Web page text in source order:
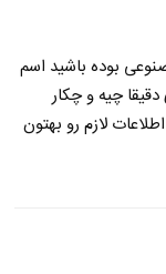
بوده باشید اسم
چیه و چکار
لازم رو بهتون